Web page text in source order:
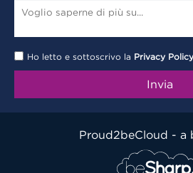
Ho letto e sottoscrivo la Privacy Policy
Proud2beCloud - a